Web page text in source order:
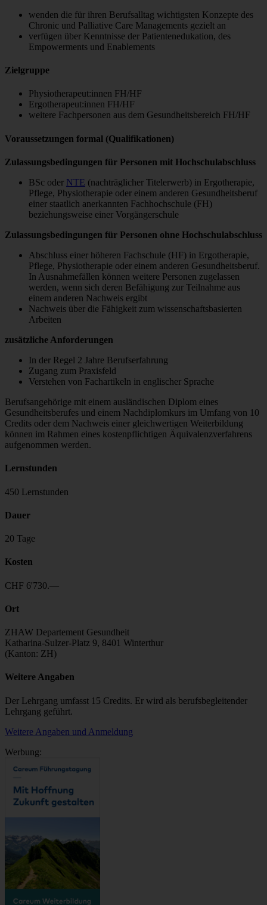
wenden die für ihren Berufsalltag wichtigsten Konzepte des
Chronic und Palliative Care Managements gezielt an
verfügen über Kenntnisse der Patientenedukation, des
Empowerments und Enablements
Zielgruppe
Physiotherapeut:innen FH/HF
Ergotherapeut:innen FH/HF
weitere Fachpersonen aus dem Gesundheitsbereich FH/HF
Voraussetzungen formal (Qualifikationen)
Zulassungsbedingungen für Personen mit Hochschulabschluss
BSc oder NTE (nachträglicher Titelerwerb) in Ergotherapie,
Pflege, Physiotherapie oder einem anderen Gesundheitsberuf
einer staatlich anerkannten Fachhochschule (FH)
beziehungsweise einer Vorgängerschule
Zulassungsbedingungen für Personen ohne Hochschulabschluss
Abschluss einer höheren Fachschule (HF) in Ergotherapie,
Pflege, Physiotherapie oder einem anderen Gesundheitsberuf.
In Ausnahmefällen können weitere Personen zugelassen
werden, wenn sich deren Befähigung zur Teilnahme aus
einem anderen Nachweis ergibt
Nachweis über die Fähigkeit zum wissenschaftsbasierten
Arbeiten
zusätzliche Anforderungen
In der Regel 2 Jahre Berufserfahrung
Zugang zum Praxisfeld
Verstehen von Fachartikeln in englischer Sprache
Berufsangehörige mit einem ausländischen Diplom eines
Gesundheitsberufes und einem Nachdiplomkurs im Umfang von 10
Credits oder dem Nachweis einer gleichwertigen Weiterbildung
können im Rahmen eines kostenpflichtigen Äquivalenzverfahrens
aufgenommen werden.
Lernstunden
450 Lernstunden
Dauer
20 Tage
Kosten
CHF 6'730.—
Ort
ZHAW Departement Gesundheit
Katharina-Sulzer-Platz 9, 8401 Winterthur
(Kanton: ZH)
Weitere Angaben
Der Lehrgang umfasst 15 Credits. Er wird als berufsbegleitender
Lehrgang geführt.
Weitere Angaben und Anmeldung
Werbung: